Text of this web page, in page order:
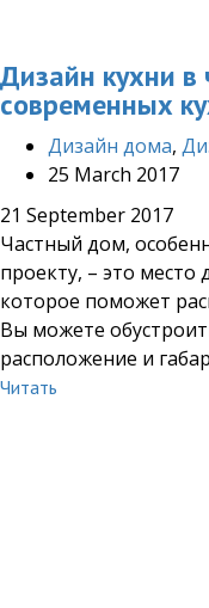
Дизайн кухни
современных
Дизайн дома,
25 March 2017
21 September 2017
Частный дом,
проекту, – это место
которое поможет
Вы можете
расположение и
Читать